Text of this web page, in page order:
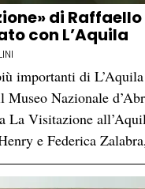
di
con L’Aquila
importanti di
Museo Nazionale
La Visitazione
e Federica